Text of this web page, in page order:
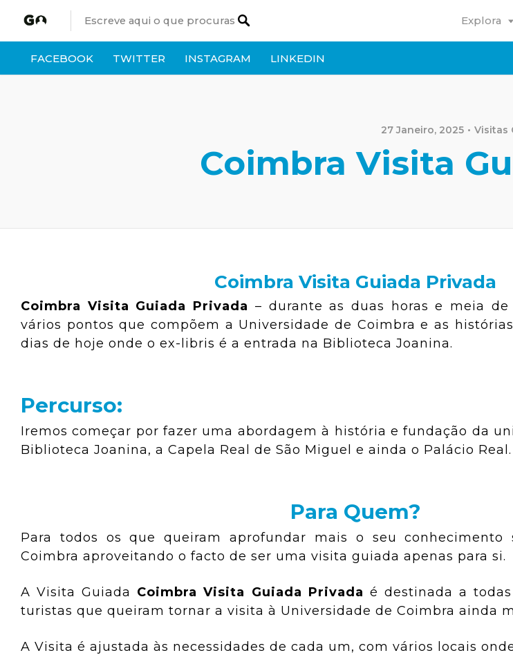
Explora
FACEBOOK TWITTER INSTAGRAM LINKEDIN
27 Janeiro, 2025 Visitas
Coimbra Visita
Coimbra Visita Guiada Privada
Coimbra Visita Guiada Privada – durante as duas horas e meia
vários pontos que compõem a Universidade de Coimbra e as
dias de hoje onde o ex-libris é a entrada na Biblioteca Joanina.
Percurso:
Iremos começar por fazer uma abordagem à história e fundação da
Biblioteca Joanina, a Capela Real de São Miguel e ainda o Palácio Real.
Para Quem?
Para todos os que queiram aprofundar mais o seu conhecimento
Coimbra aproveitando o facto de ser uma visita guiada apenas para si.
A Visita Guiada Coimbra Visita Guiada Privada é destinada a
turistas que queiram tornar a visita à Universidade de Coimbra ainda
A Visita é ajustada às necessidades de cada um, com vários locais